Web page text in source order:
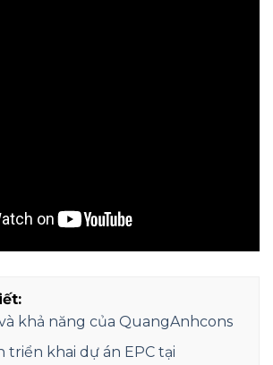
khả năng của QuangAnhcons
khai dự án EPC tại